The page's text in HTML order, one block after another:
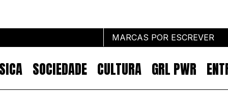
MARCAS POR ESCREVER
SOCIEDADE CULTURA GRL PWR